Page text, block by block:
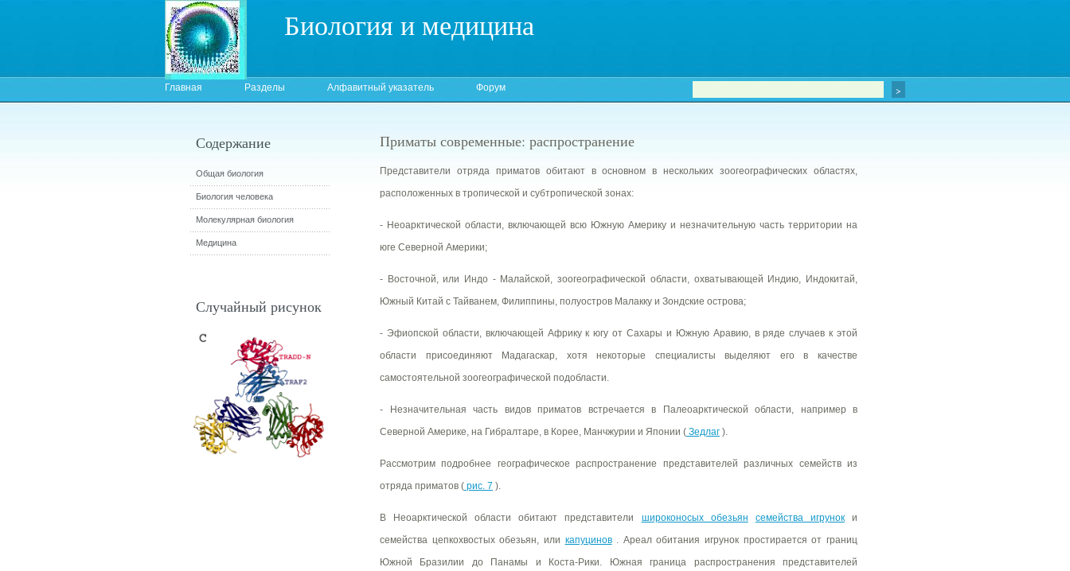
Биология и медицина
Главная Разделы Алфавитный указатель Форум
Приматы современные: распространение
Представители отряда приматов обитают в основном в нескольких зоогеографических областях,
расположенных в тропической и субтропической зонах:
- Неоарктической области, включающей всю Южную Америку и незначительную часть территории на
юге Северной Америки;
- Восточной, или Индо - Малайской, зоогеографической области, охватывающей Индию, Индокитай,
Южный Китай с Тайванем, Филиппины, полуостров Малакку и Зондские острова;
- Эфиопской области, включающей Африку к югу от Сахары и Южную Аравию, в ряде случаев к этой
области присоединяют Мадагаскар, хотя некоторые специалисты выделяют его в качестве
самостоятельной зоогеографической подобласти.
- Незначительная часть видов приматов встречается в Палеоарктической области, например в
Северной Америке, на Гибралтаре, в Корее, Манчжурии и Японии ( Зедлаг ).
Рассмотрим подробнее географическое распространение представителей различных семейств из
отряда приматов ( рис. 7 ).
В Неоарктической области обитают представители широконосых обезьян семейства игруноки
семейства цепкохвостых обезьян, или капуцинов. Ареал обитания игрунок простирается от границ
Южной Бразилии до Панамы и Коста-Рики. Южная граница распространения представителей
Содержание
Общая биология
Биология человека
Молекулярная биология
Медицина
Случайный рисунок